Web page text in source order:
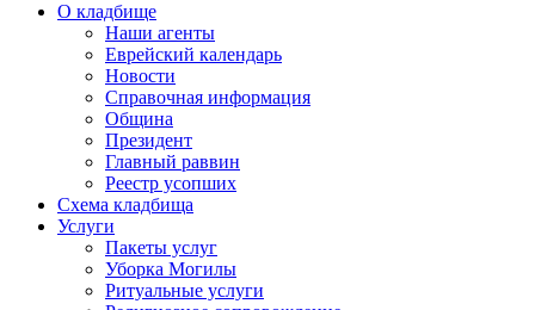
О кладбище
Наши агенты
Еврейский календарь
Новости
Справочная информация
Община
Президент
Главный раввин
Реестр усопших
Схема кладбища
Услуги
Пакеты услуг
Уборка Могилы
Ритуальные услуги